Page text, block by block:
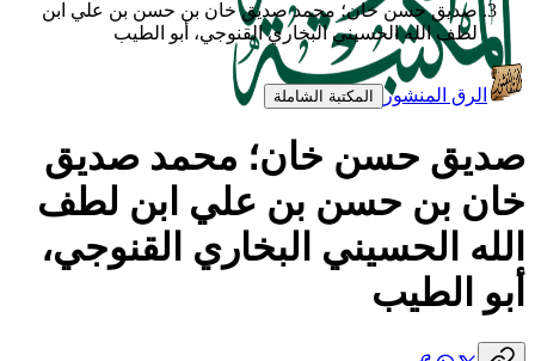
صديق حسن خان؛ محمد صديق خان بن حسن بن علي ابن
لطف الله الحسيني البخاري القنوجي، أبو الطيب
الرق المنشور المكتبة الشاملة
صديق حسن خان؛ محمد صديق
خان بن حسن بن علي ابن لطف
الله الحسيني البخاري القنوجي،
أبو الطيب